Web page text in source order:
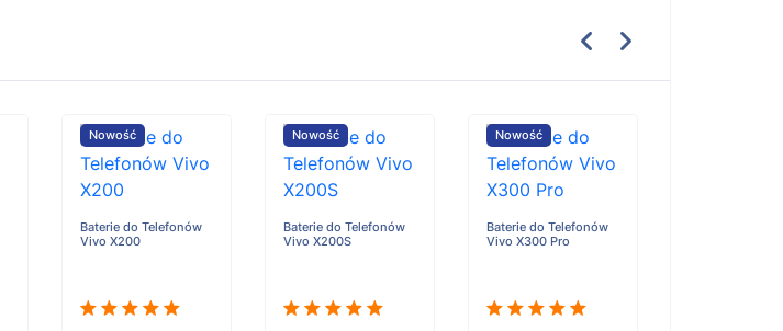
Nowość
Baterie do Telefonów
Vivo X200
Nowość
Baterie do Telefonów
Vivo X200S
Nowość
Baterie do Telefonów
Vivo X300 Pro